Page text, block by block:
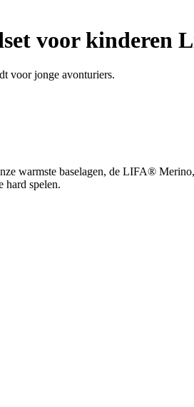
voor kinderen
voor jonge avonturiers.
warmste baselagen, de LIFA®
hard spelen.